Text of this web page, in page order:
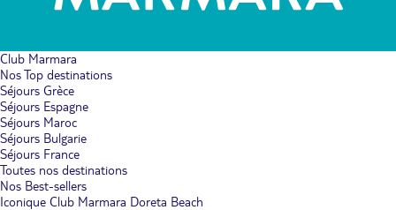
Club Marmara
Nos Top destinations
Séjours Grèce
Séjours Espagne
Séjours Maroc
Séjours Bulgarie
Séjours France
Toutes nos destinations
Nos Best-sellers
Iconique Club Marmara Doreta Beach